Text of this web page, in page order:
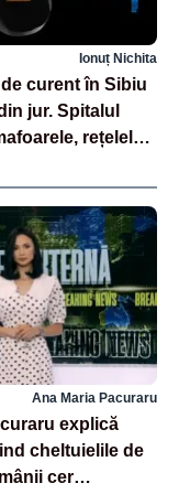
Ionuț Nichita
curent în Sibiu
jur. Spitalul
rețelele
Ana Maria Pacuraru
explică
cheltuielile de
cer